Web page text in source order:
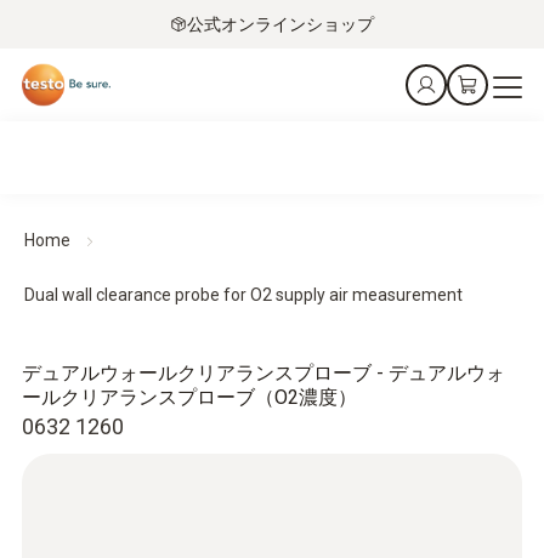
公式オンラインショップ
Home
Dual wall clearance probe for O2 supply air measurement
0632 1260
デュアルウォールクリアランスプローブ - デュアルウォ
ールクリアランスプローブ（O2濃度）